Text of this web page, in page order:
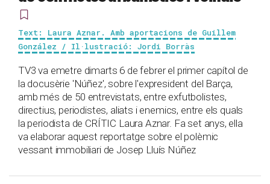
Text: Laura Aznar. Amb aportacions de Guillem
González / Il·lustració: Jordi Borràs
TV3 va emetre dimarts 6 de febrer el primer capítol de
la docusèrie 'Núñez', sobre l'expresident del Barça,
amb més de 50 entrevistats, entre exfutbolistes,
directius, periodistes, aliats i enemics, entre els quals
la periodista de CRÍTIC Laura Aznar. Fa set anys, ella
va elaborar aquest reportatge sobre el polèmic
vessant immobiliari de Josep Lluís Núñez